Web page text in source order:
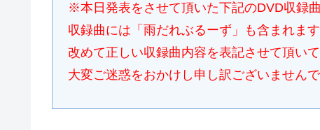
※本日発表をさせて頂いた下記のDVD収録
収録曲には「雨だれぶるーず」も含まれます
改めて正しい収録曲内容を表記させて頂いて
大変ご迷惑をおかけし申し訳ございませんで